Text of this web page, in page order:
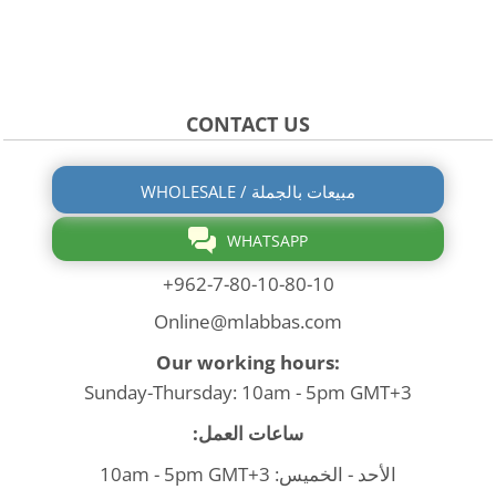
CONTACT US
WHOLESALE / مبيعات بالجملة
WHATSAPP
+962-7-80-10-80-10
Online@mlabbas.com
Our working hours:
Sunday-Thursday: 10am - 5pm GMT+3
ساعات العمل:
الأحد - الخميس: 10am - 5pm GMT+3